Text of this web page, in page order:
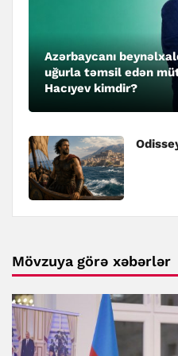
Azərbaycanı
uğurla təmsil edən
Hacıyev kimdir?
Mövzuya görə xəbərlər